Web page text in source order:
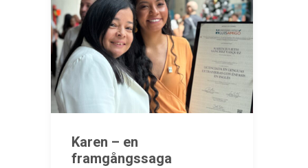
Karen ­– en
framgångssaga